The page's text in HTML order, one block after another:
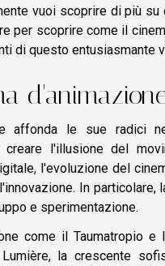
vuoi scoprire di più
per scoprire come il
di questo entusiasmante
affonda le sue radici
creare l'illusione del
l'evoluzione del
In particolare,
e sperimentazione.
come il Taumatropio e
la crescente